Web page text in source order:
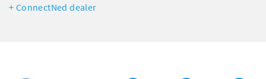
ConnectNed dealer